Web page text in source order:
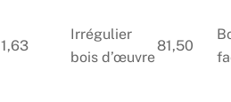
1,63
Irrégulier
bois d’œuvre
81,50